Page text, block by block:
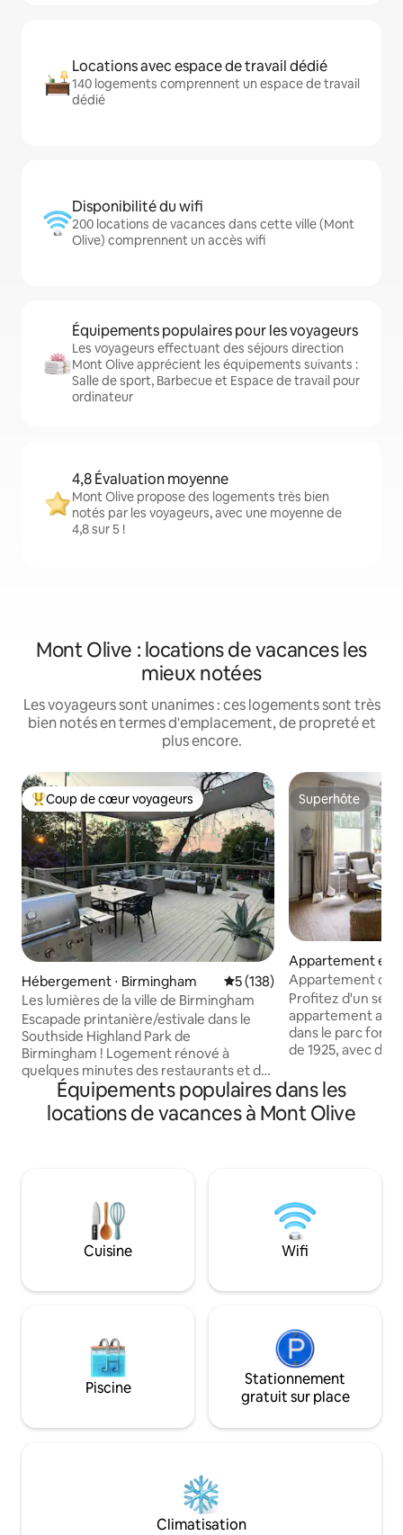
Locations avec espace de travail dédié
140 logements comprennent un espace de travail
dédié
Disponibilité du wifi
200 locations de vacances dans cette ville (Mont
Olive) comprennent un accès wifi
Équipements populaires pour les voyageurs
Les voyageurs effectuant des séjours direction
Mont Olive apprécient les équipements suivants :
Salle de sport, Barbecue et Espace de travail pour
ordinateur
4,8 Évaluation moyenne
Mont Olive propose des logements très bien
notés par les voyageurs, avec une moyenne de
4,8 sur 5 !
Mont Olive : locations de vacances les
mieux notées
Les voyageurs sont unanimes : ces logements sont très
bien notés en termes d'emplacement, de propreté et
plus encore.
Coups de cœur voyageurs les plus appréciés
Coup de cœur voyageurs
Hébergement ⋅ Birmingham Évaluation moyenne sur la
5 (138)
Les lumières de la ville de Birmingham
Escapade printanière/estivale dans le
Southside Highland Park de
Birmingham ! Logement rénové à
quelques minutes des restaurants et de
la vie nocturne. Capacité d'accueil :
6 personnes avec 1 lit King Size + 2 lits
Queen Size (matelas Leesa), 1 salle de
brasero, un coin repas pour 6 personnes
et une vue sur la ville. Lave-linge/sèche-
linge, linge de maison, matelas gonflable,
chargeur pour véhicule électrique sur
l’étage principal de la maison, à la
Superhôte
Superhôte
Appartement en
⋅ Birmingham
Appartement de
quartier
Profitez d'un
appartement au
dans le parc
de 1925, avec
VEUILLEZ LIRE
Forty Second
photographie
logement
d'utilisation
nature que ce soit. Si vous avez
questions sur les
réserver.
Équipements populaires dans les
locations de vacances à Mont Olive
Cuisine Wifi
Piscine
Stationnement
gratuit sur place
Climatisation